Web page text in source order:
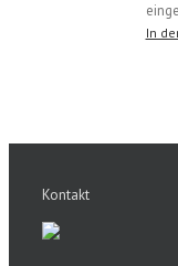
In
Kontakt